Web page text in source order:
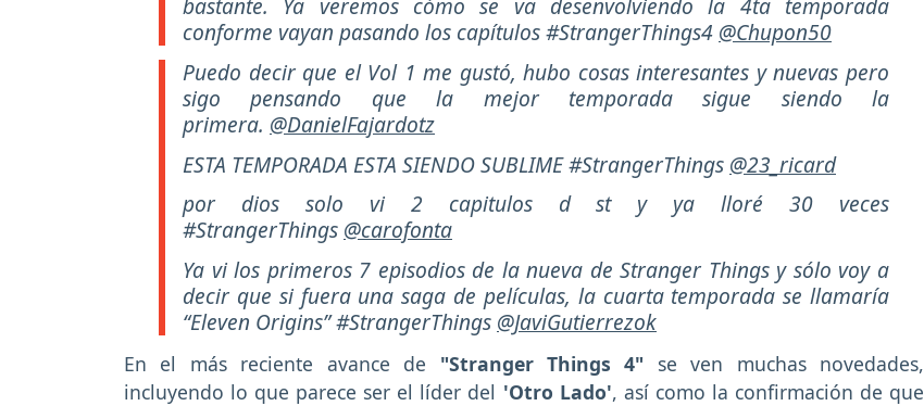
bastante. Ya veremos cómo se va desenvolviendo la 4ta temporada
conforme vayan pasando los capítulos #StrangerThings4 @Chupon50
Puedo decir que el Vol 1 me gustó, hubo cosas interesantes y nuevas pero
sigo pensando que la mejor temporada sigue siendo la
primera. @DanielFajardotz
ESTA TEMPORADA ESTA SIENDO SUBLIME #StrangerThings @23_ricard
por dios solo vi 2 capitulos d st y ya lloré 30 veces
#StrangerThings @carofonta
Ya vi los primeros 7 episodios de la nueva de Stranger Things y sólo voy a
decir que si fuera una saga de películas, la cuarta temporada se llamaría
“Eleven Origins” #StrangerThings @JaviGutierrezok
En el más reciente avance de "Stranger Things 4" se ven muchas novedades,
incluyendo lo que parece ser el líder del 'Otro Lado', así como la confirmación de que